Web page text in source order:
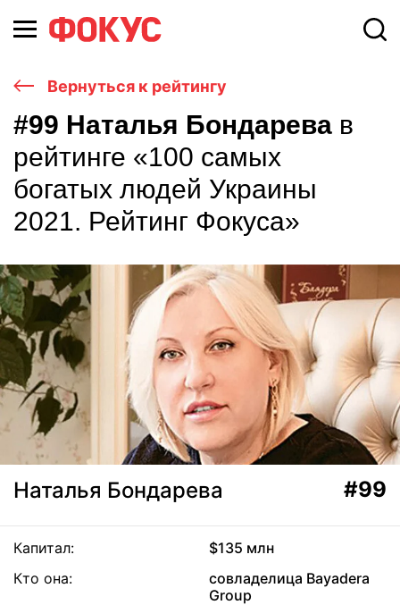
Вернуться к рейтингу
#99 Наталья Бондарева в
рейтинге «100 самых
богатых людей Украины
2021. Рейтинг Фокуса»
Наталья Бондарева #99
Капитал:
$135 млн
Кто она:
совладелица Bayadera
Group